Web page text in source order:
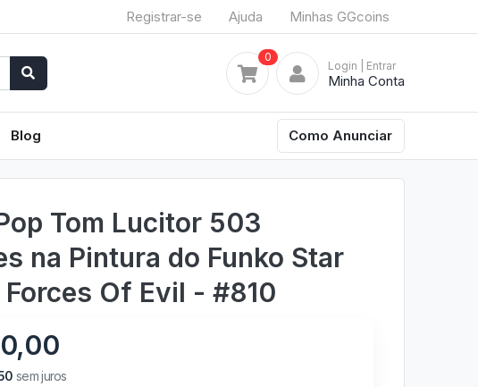
Registrar-se Ajuda Minhas GGcoins
0
Login | Entrar
Minha Conta
Blog Como Anunciar
Tom Lucitor 503
na Pintura do Funko Star
Forces Of Evil - #810
sem juros